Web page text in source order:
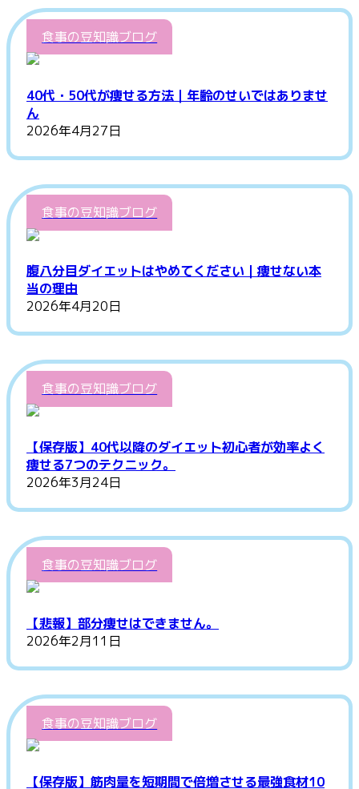
食事の豆知識ブログ
40代・50代が痩せる方法｜年齢のせいではありませ
ん
2026年4月27日
食事の豆知識ブログ
腹八分目ダイエットはやめてください｜痩せない本
当の理由
2026年4月20日
食事の豆知識ブログ
【保存版】40代以降のダイエット初心者が効率よく
痩せる7つのテクニック。
2026年3月24日
食事の豆知識ブログ
【悲報】部分痩せはできません。
2026年2月11日
食事の豆知識ブログ
【保存版】筋肉量を短期間で倍増させる最強食材10